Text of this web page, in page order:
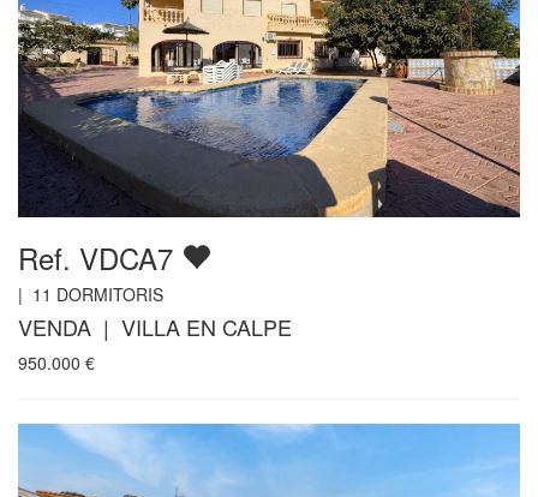
Ref. VDCA7
| 11 DORMITORIS
VENDA | VILLA EN CALPE
950.000 €